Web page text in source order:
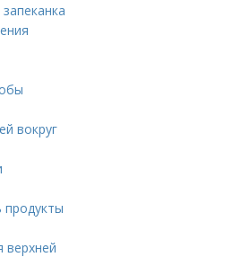
вокруг
продукты
верхней